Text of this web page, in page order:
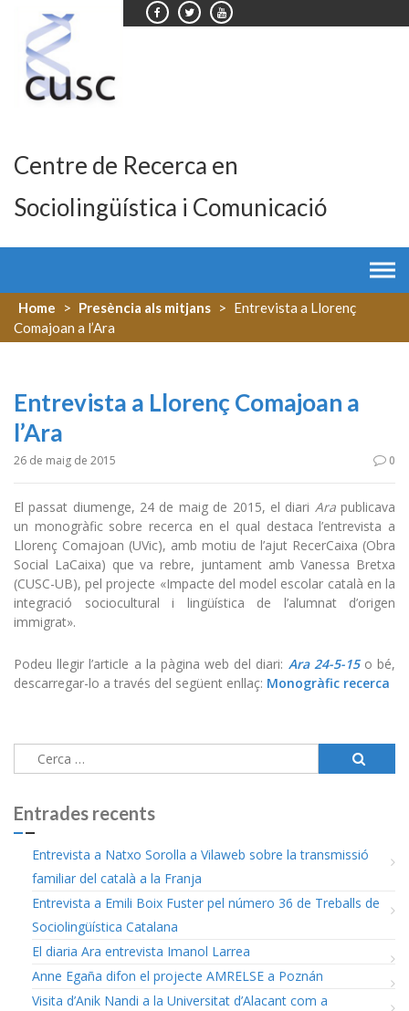
content
Centre de Recerca en
Sociolingüística i Comunicació
Home > Presència als mitjans > Entrevista a Llorenç
Comajoan a l’Ara
Entrevista a Llorenç Comajoan a
l’Ara
26 de maig de 2015 0
El passat diumenge, 24 de maig de 2015, el diari Arapublicava
un monogràfic sobre recerca en el qual destaca l’entrevista a
Llorenç Comajoan (UVic), amb motiu de l’ajut RecerCaixa (Obra
Social LaCaixa) que va rebre, juntament amb Vanessa Bretxa
(CUSC-UB), pel projecte «Impacte del model escolar català en la
integració sociocultural i lingüística de l’alumnat d’origen
immigrat».
Podeu llegir l’article a la pàgina web del diari: Ara 24-5-15o bé,
descarregar-lo a través del següent enllaç: Monogràfic recerca
Cerca:
Entrades recents
Entrevista a Natxo Sorolla a Vilaweb sobre la transmissió
familiar del català a la Franja
Entrevista a Emili Boix Fuster pel número 36 de Treballs de
Sociolingüística Catalana
El diaria Ara entrevista Imanol Larrea
Anne Egaña difon el projecte AMRELSE a Poznán
Visita d’Anik Nandi a la Universitat d’Alacant com a